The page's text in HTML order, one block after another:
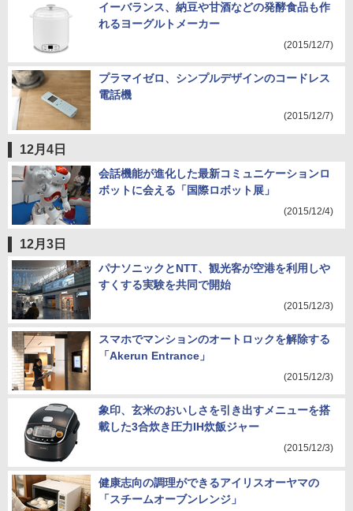
イーバランス、納豆や甘酒などの発酵食品も作
れるヨーグルトメーカー
(2015/12/7)
プラマイゼロ、シンプルデザインのコードレス
電話機
(2015/12/7)
12月4日
会話機能が進化した最新コミュニケーションロ
ボットに会える「国際ロボット展」
(2015/12/4)
12月3日
パナソニックとNTT、観光客が空港を利用しや
すくする実験を共同で開始
(2015/12/3)
スマホでマンションのオートロックを解除する
「Akerun Entrance」
(2015/12/3)
象印、玄米のおいしさを引き出すメニューを搭
載した3合炊き圧力IH炊飯ジャー
(2015/12/3)
健康志向の調理ができるアイリスオーヤマの
「スチームオーブンレンジ」